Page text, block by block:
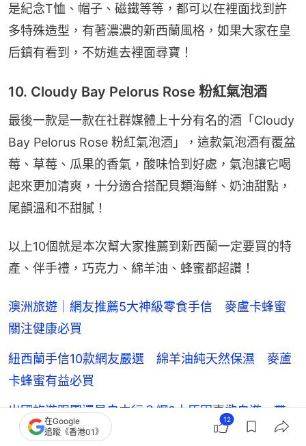
是紀念T恤、帽子、磁鐵等等，都可以在裡面找到許
多特殊造型，有著濃濃的新西蘭風格，如果大家在皇
后鎮有看到，不妨進去裡面尋寶！
10. Cloudy Bay Pelorus Rose 粉紅氣泡酒
最後一款是一款在社群媒體上十分有名的酒「Cloudy
Bay Pelorus Rose 粉紅氣泡酒」，這款氣泡酒有覆盆
莓、草莓、瓜果的香氣，酸味恰到好處，氣泡讓它喝
起來更加清爽，十分適合搭配貝類海鮮、奶油甜點，
尾韻溫和不甜膩！
以上10個就是本次幫大家推薦到新西蘭一定要買的特
產、伴手禮，巧克力、綿羊油、蜂蜜都超讚！
澳洲旅遊｜網友推薦5大神級零食手信 麥盧卡蜂蜜
關注健康必買
紐西蘭手信10款網友嚴選 綿羊油純天然保濕 麥蘆
卡蜂蜜有益必買
出國旅遊跟團還是自由行？網2大原因喜歡自遊 帶
長輩適合跟團
在Google
追蹤《香港01》
12